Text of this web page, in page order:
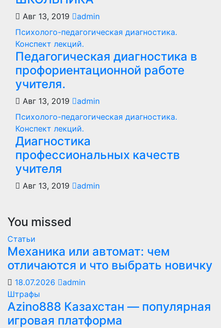
Авг 13, 2019
admin
Психолого-педагогическая диагностика.
Конспект лекций.
Педагогическая диагностика в
профориентационной работе
учителя.
Авг 13, 2019
admin
Психолого-педагогическая диагностика.
Конспект лекций.
Диагностика
профессиональных качеств
учителя
Авг 13, 2019 admin
You missed
Статьи
Механика или автомат: чем
отличаются и что выбрать новичку
18.07.2026
admin
Штрафы
Azino888 Казахстан — популярная
игровая платформа